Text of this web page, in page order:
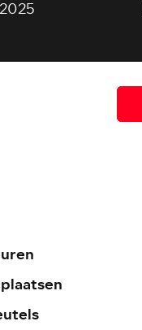
2025